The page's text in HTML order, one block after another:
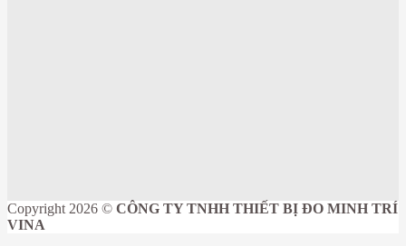
Copyright 2026 © CÔNG TY TNHH THIẾT BỊ ĐO MINH TRÍ
VINA